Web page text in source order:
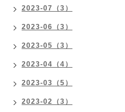
2023-07（3）
2023-06（3）
2023-05（3）
2023-04（4）
2023-03（5）
2023-02（3）